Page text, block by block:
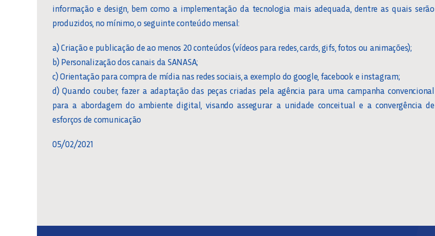
informação e design, bem como a implementação da tecnologia mais adequada, dentre as quais serão
produzidos, no mínimo, o seguinte conteúdo mensal:
a) Criação e publicação de ao menos 20 conteúdos (vídeos para redes, cards, gifs, fotos ou animações);
b) Personalização dos canais da SANASA;
c) Orientação para compra de mídia nas redes sociais, a exemplo do google, facebook e instagram;
d) Quando couber, fazer a adaptação das peças criadas pela agência para uma campanha convencional
para a abordagem do ambiente digital, visando assegurar a unidade conceitual e a convergência de
esforços de comunicação
05/02/2021